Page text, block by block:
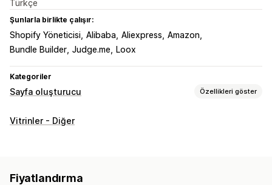
Türkçe
Şunlarla birlikte çalışır:
Shopify Yöneticisi Alibaba Aliexpress Amazon
Bundle Builder Judge.me Loox
Kategoriler
Sayfa oluşturucu Özellikleri göster
Sayfa türleri
404 sayfaları
Değerlendirmeler sayfası
Vitrinler - Diğer
Fiyatlandırma